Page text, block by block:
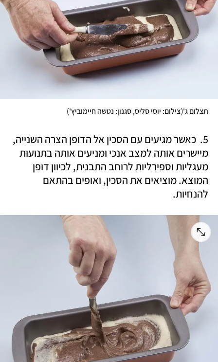
תצלום ג'(צילום: יוסי סליס, סגנון: נטשה חיימוביץ')
להנחיות.